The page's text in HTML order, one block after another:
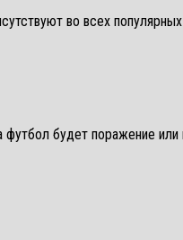
во всех
будет поражение или